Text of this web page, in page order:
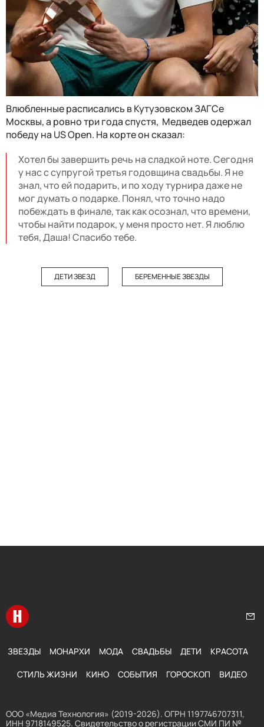
Влюбленные расписались в Кутузовском ЗАГСе
Москвы, а ровно три года спустя, Медведев одержал
победу на US Open. На корте он сказал:
Хотел бы завершить речь на сладкой ноте. Сегодня
у нас с супругой третья годовщина свадьбы. Я не
знал, что ей подарить, и по ходу турнира даже не
мог думать о подарке. Понял, что точно надо
побеждать в финале, так как осознал, что времени,
чтобы найти подарок, у меня просто нет. Я люблю
тебя, Даша! Спасибо тебе.
ДЕТИ ЗВЕЗД БЕРЕМЕННЫЕ ЗВЕЗДЫ
Перейти на главную
ЗВЕЗДЫ МОНАРХИ МОДА СВАДЬБЫ ДЕТИ КРАСОТА
СТИЛЬ ЖИЗНИ КИНО СОБЫТИЯ ГОРОСКОП ВИДЕО
ООО «Медиа Технология» (2019-2026). ОГРН 1197746707311,
ИНН 9718149525. Свидетельство о регистрации СМИ ПИ №